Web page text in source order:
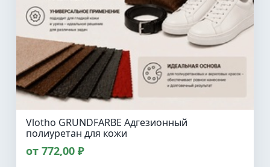
Vlotho GRUNDFARBE Адгезионный
полиуретан для кожи
от 772,00 ₽